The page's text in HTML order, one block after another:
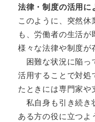
法律・制度の活用に
このように、突然
も、労働者の生活
様々な法律や制度が
困難な状況に陥っ
活用することで対処
たときには専門家や
私自身も引き続き
ある方の役に立つよ